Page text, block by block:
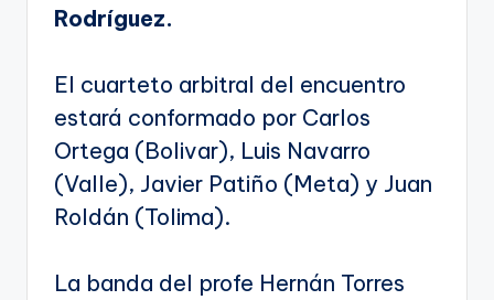
Rodríguez.
El cuarteto arbitral del encuentro
estará conformado por Carlos
Ortega (Bolivar), Luis Navarro
(Valle), Javier Patiño (Meta) y Juan
Roldán (Tolima).
La banda del profe Hernán Torres